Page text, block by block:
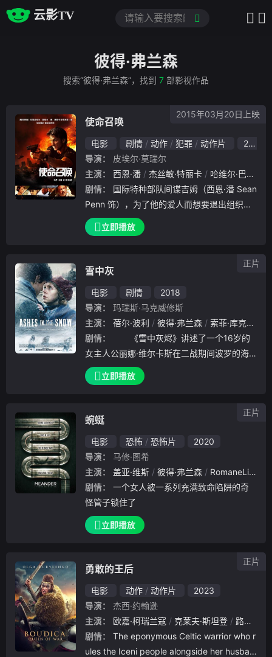
云影TV
彼得·弗兰森
搜索“彼得·弗兰森”，找到 7 部影视作品
使命召唤
电影 剧情 动作 犯罪 动作片
2015
导演：
皮埃尔·莫瑞尔
主演：
西恩·潘 杰丝敏·特丽卡 哈维尔·巴登
剧情：
Penn 饰），为了他的爱人而想要退出组织，
但天不从人愿，就在他完成最后一项“任务”时
，为了确保自身安全与公司利益，他必须要人
立即播放
2015年03月20日上映
雪中灰
电影 剧情
2018
导演：
玛瑞斯·马克威修斯
主演：
蓓尔·波利 彼得·弗兰森 索菲·库克森
剧情：
女主人公丽娜·维尔卡斯在二战期间波罗的海
地区斯大林的恐怖统治下与家人失散的凄美故
事。莉娜是一个有抱负的艺术家，她冒着生命
信息，
立即播放
正片
蜿蜒
电影 恐怖 恐怖片
2020
导演：
马修·图希
主演：
盖亚·维斯 彼得·弗兰森
RomaneLibert
剧情：
怪管子锁住了
立即播放
正片
勇敢的王后
电影 动作 动作片
2023
导演：
杰西·约翰逊
主演：
欧嘉·柯瑞兰寇 克莱夫·斯坦登
路茜·马丁
剧情：
ules the Iceni people alongside her husban
正片